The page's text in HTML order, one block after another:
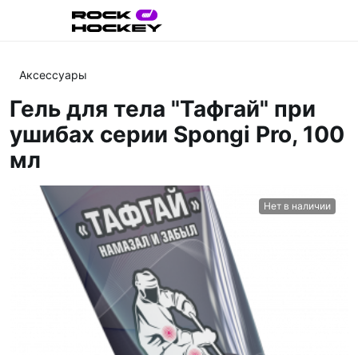
Аксессуары
Гель для тела "Тафгай" при
ушибах серии Spongi Pro, 100
мл
Нет в наличии